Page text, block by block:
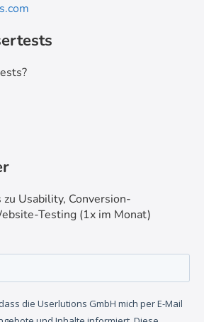
Usability, Conversion-
Testing (1x im Monat)